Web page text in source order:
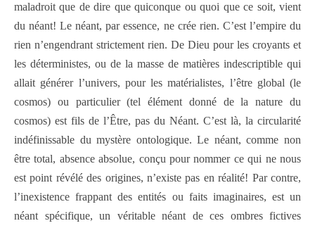
maladroit que de dire que quiconque ou quoi que ce soit, vient
du néant! Le néant, par essence, ne crée rien. C’est l’empire du
rien n’engendrant strictement rien. De Dieu pour les croyants et
les déterministes, ou de la masse de matières indescriptible qui
allait générer l’univers, pour les matérialistes, l’être global (le
cosmos) ou particulier (tel élément donné de la nature du
cosmos) est fils de l’Être, pas du Néant. C’est là, la circularité
indéfinissable du mystère ontologique. Le néant, comme non
être total, absence absolue, conçu pour nommer ce qui ne nous
est point révélé des origines, n’existe pas en réalité! Par contre,
l’inexistence frappant des entités ou faits imaginaires, est un
néant spécifique, un véritable néant de ces ombres fictives